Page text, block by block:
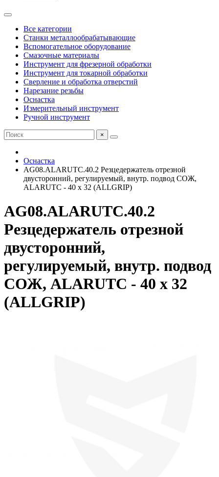
Все категории
Станки металлообрабатывающие
Вспомогательное оборудование
Смазочные материалы
Инструмент для фрезерной обработки
Инструмент для токарной обработки
Сверление и обработка отверстий
Нарезание резьбы
Оснастка
Измерительный инструмент
Ручной инструмент
×
Оснастка
AG08.ALARUTC.40.2 Резцедержатель отрезной
двусторонний, регулируемый, внутр. подвод СОЖ,
ALARUTC - 40 x 32 (ALLGRIP)
AG08.ALARUTC.40.2
Резцедержатель отрезной
двусторонний,
регулируемый, внутр. подвод
СОЖ, ALARUTC - 40 x 32
(ALLGRIP)